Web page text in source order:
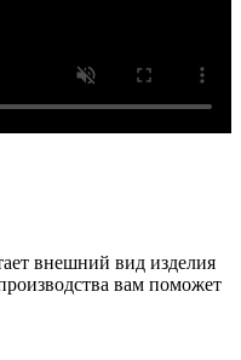
внешний вид изделия
вам поможет